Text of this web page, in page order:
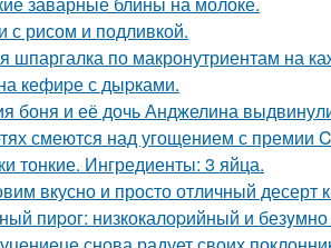
с рисом и подливкой.
шпаргалка по макронутриентам на
кефиpе с дыpками.
боня и её дочь Анджелина
смеются над угощением с премии
тонкие. Ингредиенты: 3 яйца.
вкусно и просто отличный десерт
пиpог: низкокалоpийный и